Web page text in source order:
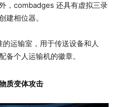
，combadges 还具有虚拟三录
建相位器。
运输室，用于传送设备和人
备个人运输机的徽章。
质变体攻击